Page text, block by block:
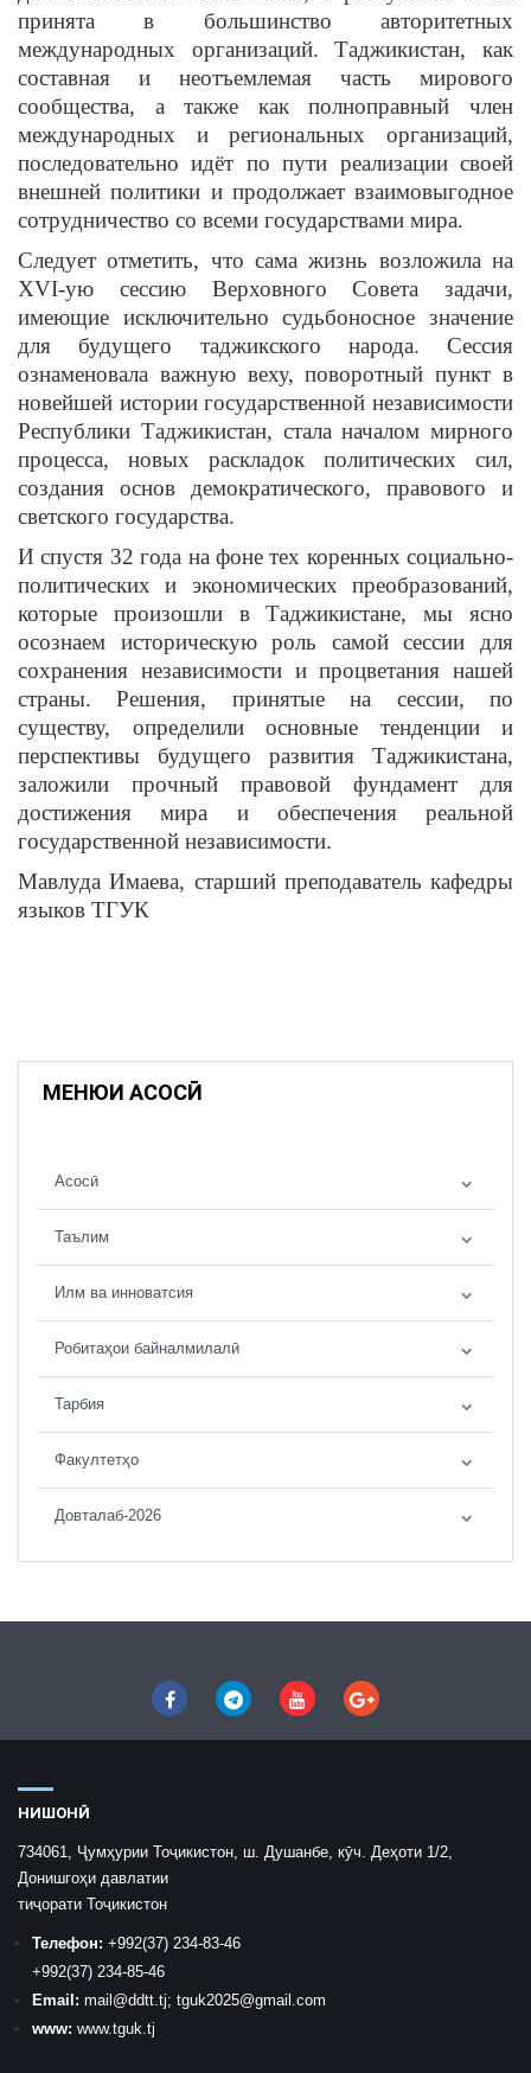
принята в большинство авторитетных
международных организаций. Таджикистан, как
составная и неотъемлемая часть мирового
сообщества, а также как полноправный член
международных и региональных организаций,
последовательно идёт по пути реализации своей
внешней политики и продолжает взаимовыгодное
сотрудничество со всеми государствами мира.
Следует отметить, что сама жизнь возложила на
XVI-ую сессию Верховного Совета задачи,
имеющие исключительно судьбоносное значение
для будущего таджикского народа. Сессия
ознаменовала важную веху, поворотный пункт в
новейшей истории государственной независимости
Республики Таджикистан, стала началом мирного
процесса, новых раскладок политических сил,
создания основ демократического, правового и
светского государства.
И спустя 32 года на фоне тех коренных социально-
политических и экономических преобразований,
которые произошли в Таджикистане, мы ясно
осознаем историческую роль самой сессии для
сохранения независимости и процветания нашей
страны. Решения, принятые на сессии, по
существу, определили основные тенденции и
перспективы будущего развития Таджикистана,
заложили прочный правовой фундамент для
достижения мира и обеспечения реальной
государственной независимости.
Мавлуда Имаева, старший преподаватель кафедры
языков ТГУК
МЕНЮИ АСОСӢ
Асосӣ
Таълим
Илм ва инноватсия
Робитаҳои байналмилалӣ
Тарбия
Факултетҳо
Довталаб-2026
НИШОНӢ
734061, Ҷумҳурии Тоҷикистон, ш. Душанбе, кӯч. Деҳоти 1/2,
Донишгоҳи давлатии
тиҷорати Тоҷикистон
Телефон: +992(37) 234-83-46
+992(37) 234-85-46
Email: mail @ddtt.tj; tguk2025@gmail.com
www: www.tguk.tj